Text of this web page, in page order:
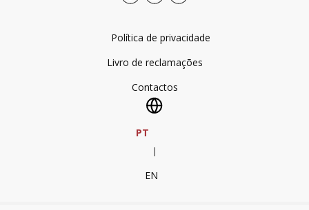
Política de privacidade
Livro de reclamações
Contactos
PT
|
EN